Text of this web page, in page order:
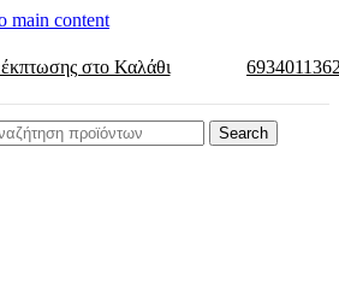
main content
στο Καλάθι
Search